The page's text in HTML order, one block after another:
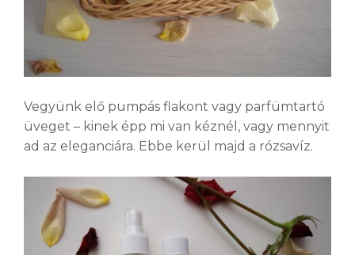
Vegyünk elő pumpás flakont vagy parfümtartó
üveget – kinek épp mi van kéznél, vagy mennyit
ad az eleganciára. Ebbe kerül majd a rózsavíz.